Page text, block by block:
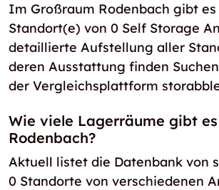
Im Großraum Rodenbach gibt
Standort(e) von 0 Self Storage
detaillierte Aufstellung aller
deren Ausstattung finden
der Vergleichsplattform
Wie viele Lagerräume gibt
Rodenbach?
Aktuell listet die Datenbank von
0 Standorte von verschiedenen